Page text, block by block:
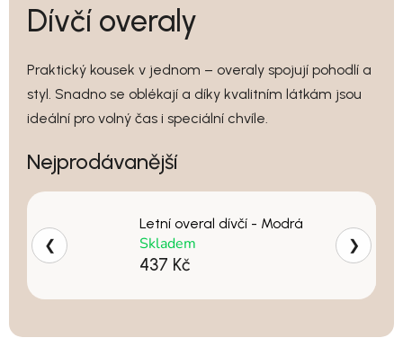
Dívčí overaly
Praktický kousek v jednom – overaly spojují pohodlí a
styl. Snadno se oblékají a díky kvalitním látkám jsou
ideální pro volný čas i speciální chvíle.
Nejprodávanější
Letní overal dívčí - Modrá
Skladem
437 Kč
❮ ❯